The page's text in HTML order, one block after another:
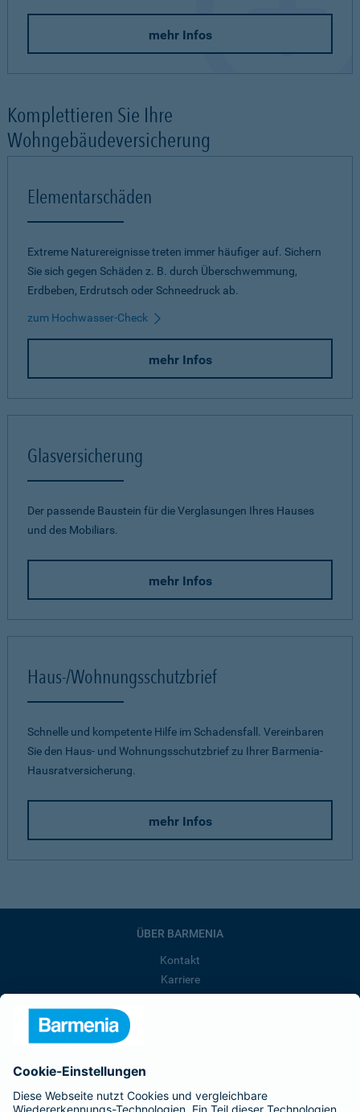
mehr Infos
Komplettieren Sie Ihre
Wohngebäudeversicherung
Elementarschäden
Extreme Naturereignisse treten immer häufiger auf. Sichern
Sie sich gegen Schäden z. B. durch Überschwemmung,
Erdbeben, Erdrutsch oder Schneedruck ab.
zum Hochwasser-Check
mehr Infos
Glasversicherung
Der passende Baustein für die Verglasungen Ihres Hauses
und des Mobiliars.
mehr Infos
Haus-/Wohnungsschutzbrief
Schnelle und kompetente Hilfe im Schadensfall. Vereinbaren
Sie den Haus- und Wohnungsschutzbrief zu Ihrer Barmenia-
Hausratversicherung.
mehr Infos
ÜBER BARMENIA
Kontakt
Karriere
Barmenia ist Teil der BarmeniaGothaer